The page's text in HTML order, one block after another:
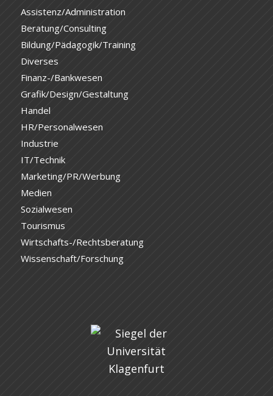
Assistenz/Administration
Beratung/Consulting
Bildung/Pädagogik/Training
Diverses
Finanz-/Bankwesen
Grafik/Design/Gestaltung
Handel
HR/Personalwesen
Industrie
IT/Technik
Marketing/PR/Werbung
Medien
Sozialwesen
Tourismus
Wirtschafts-/Rechtsberatung
Wissenschaft/Forschung